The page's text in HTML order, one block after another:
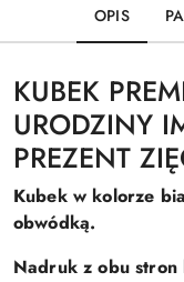
OPIS
KUBEK
URODZINY
PREZENT
Kubek w kolorze
obwódką.
Nadruk z obu stron